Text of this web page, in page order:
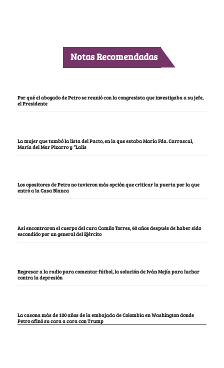
Notas Recomendadas
Por qué el abogado de Petro se reunió con la congresista que investigaba a su jefe,
el Presidente
La mujer que tumbó la lista del Pacto, en la que estaba María Fda. Carrascal,
María del Mar Pizarro y “Lalis
Los opositores de Petro no tuvieron más opción que criticar la puerta por la que
entró a la Casa Blanca
Así encontraron el cuerpo del cura Camilo Torres, 60 años después de haber sido
escondido por un general del Ejército
Regresar a la radio para comentar fútbol, la solución de Iván Mejía para luchar
contra la depresión
La casona más de 100 años de la embajada de Colombia en Washington donde
Petro afinó su cara a cara con Trump